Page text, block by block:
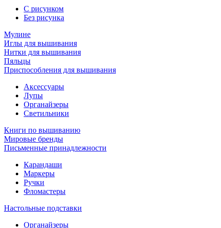
С рисунком
Без рисунка
Мулине
Иглы для вышивания
Нитки для вышивания
Пяльцы
Приспособления для вышивания
Аксессуары
Лупы
Органайзеры
Светильники
Книги по вышиванию
Мировые бренды
Письменные принадлежности
Карандаши
Маркеры
Ручки
Фломастеры
Настольные подставки
Органайзеры